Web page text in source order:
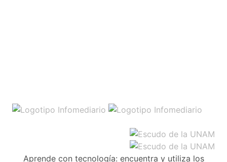
Aprende con tecnología: encuentra y utiliza los